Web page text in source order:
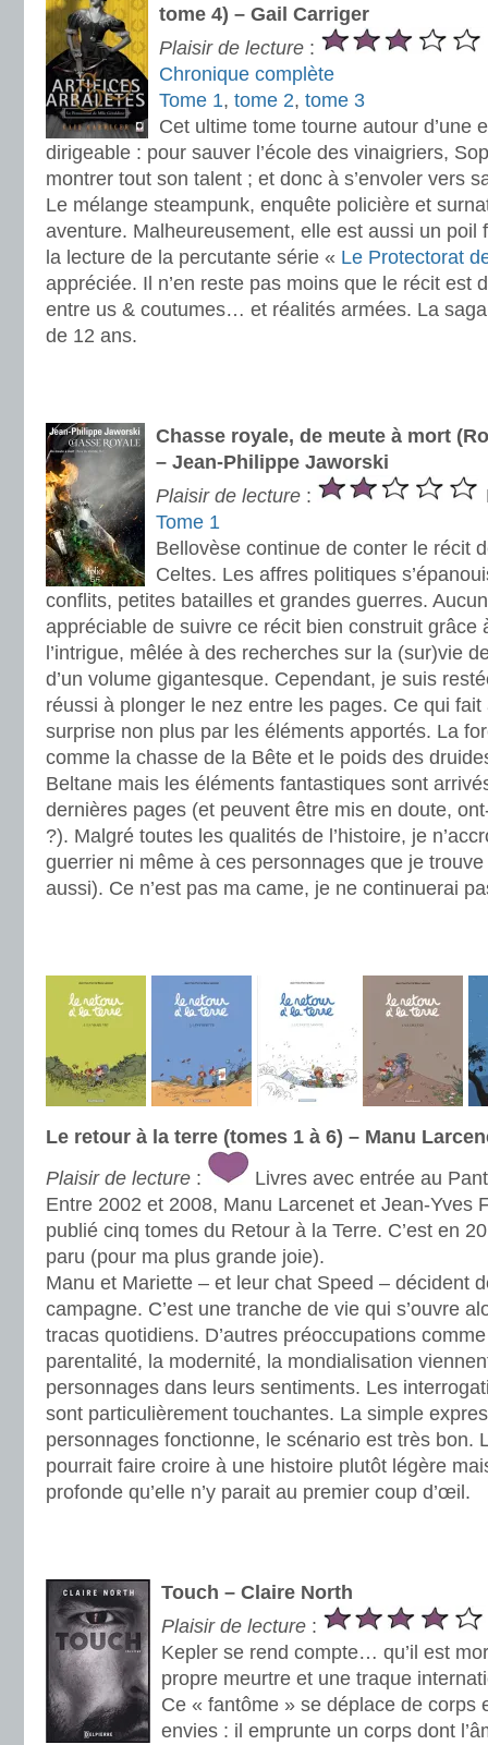
tome 4) – Gail Carriger
Plaisir de lecture :
Chronique complète
Tome 1, tome 2, tome 3
Cet ultime tome tourne autour d’une
dirigeable : pour sauver l’école des vinaigriers,
montrer tout son talent ; et donc à s’envoler vers
Le mélange steampunk, enquête policière et
aventure. Malheureusement, elle est aussi un poil
la lecture de la percutante série « Le Protectorat
appréciée. Il n’en reste pas moins que le récit est
entre us & coutumes… et réalités armées. La
de 12 ans.
Chasse royale, de meute à mort
– Jean-Philippe Jaworski
Plaisir de lecture :
Tome 1
Bellovèse continue de conter le récit
Celtes. Les affres politiques
conflits, petites batailles et grandes guerres.
appréciable de suivre ce récit bien construit grâce
l’intrigue, mêlée à des recherches sur la (sur)vie
d’un volume gigantesque. Cependant, je suis
réussi à plonger le nez entre les pages. Ce qui fait
surprise non plus par les éléments apportés. La
comme la chasse de la Bête et le poids des
Beltane mais les éléments fantastiques sont
dernières pages (et peuvent être mis en doute,
?). Malgré toutes les qualités de l’histoire, je
guerrier ni même à ces personnages que je
aussi). Ce n’est pas ma came, je ne continuerai
Le retour à la terre (tomes 1 à 6) – Manu
Plaisir de lecture :
Livres avec entrée au
Entre 2002 et 2008, Manu Larcenet et Jean-Yves
publié cinq tomes du Retour à la Terre. C’est en
paru (pour ma plus grande joie).
Manu et Mariette – et leur chat Speed – décident
campagne. C’est une tranche de vie qui s’ouvre
tracas quotidiens. D’autres préoccupations
parentalité, la modernité, la mondialisation
personnages dans leurs sentiments. Les
sont particulièrement touchantes. La simple
personnages fonctionne, le scénario est très bon.
pourrait faire croire à une histoire plutôt légère
profonde qu’elle n’y parait au premier coup d’œil.
Touch – Claire North
Plaisir de lecture :
Kepler se rend compte… qu’il est
propre meurtre et une traque
Ce « fantôme » se déplace de corps
envies : il emprunte un corps dont